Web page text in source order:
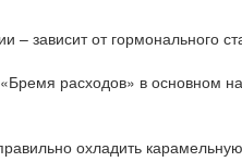
– зависит от гормонального
расходов» в основном
охладить